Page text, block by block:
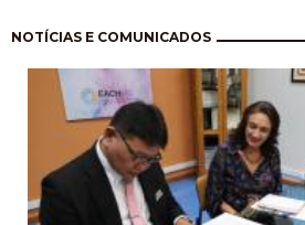
NOTÍCIAS E COMUNICADOS
Paginação